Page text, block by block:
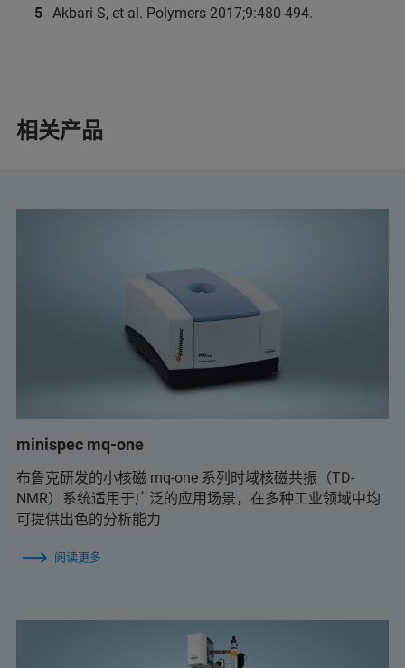
Akbari S, et al. Polymers 2017;9:480‑494.
相关产品
minispec mq-one
布鲁克研发的小核磁 mq-one 系列时域核磁共振（TD-
NMR）系统适用于广泛的应用场景，在多种工业领域中均
可提供出色的分析能力
阅读更多